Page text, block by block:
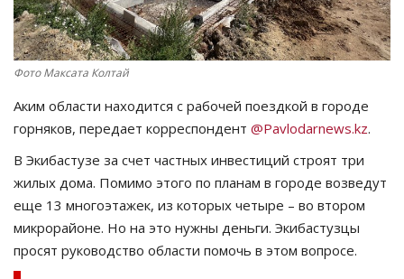
OFFICIAL
Курултай
Язык
Қазақша Русский
Фото Максата Колтай
Аким области находится с рабочей поездкой в городе
горняков, передает корреспондент @Pavlodarnews.kz.
В Экибастузе за счет частных инвестиций строят три
жилых дома. Помимо этого по планам в городе возведут
еще 13 многоэтажек, из которых четыре – во втором
микрорайоне. Но на это нужны деньги. Экибастузцы
просят руководство области помочь в этом вопросе.